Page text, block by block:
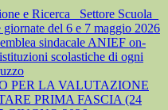
e Ricerca_ Settore Scuola_
del 6 e 7 maggio 2026
sindacale ANIEF on-
scolastiche di ogni
PER LA VALUTAZIONE
PRIMA FASCIA (24